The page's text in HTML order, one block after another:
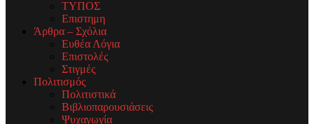
ΤΥΠΟΣ
Επιστημη
Άρθρα – Σχόλια
Ευθέα Λόγια
Επιστολές
Στιγμές
Πολιτισμός
Πολιτιστικά
Βιβλιοπαρουσιάσεις
Ψυχαγωγία